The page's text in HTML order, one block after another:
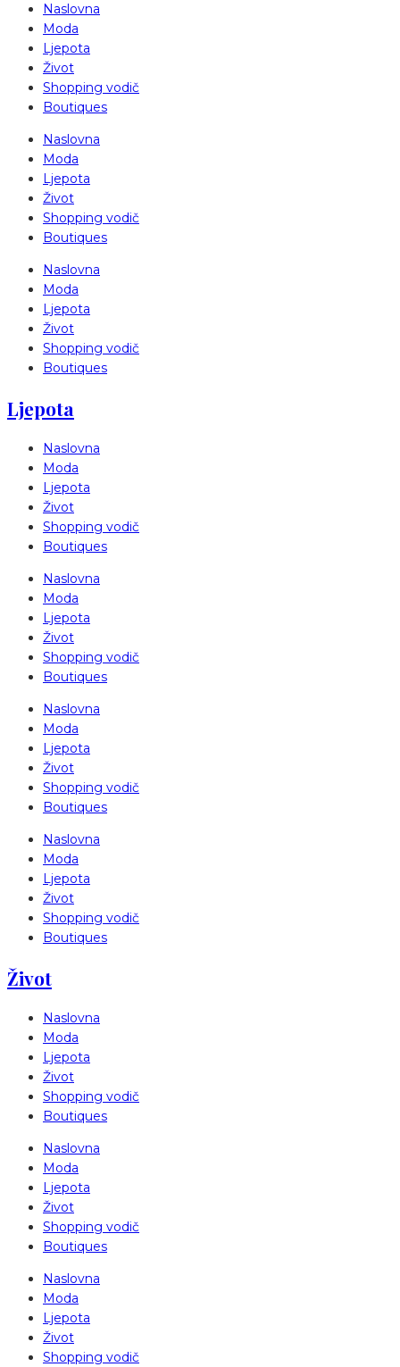
Naslovna
Moda
Ljepota
Život
Shopping vodič
Boutiques
Naslovna
Moda
Ljepota
Život
Shopping vodič
Boutiques
Naslovna
Moda
Ljepota
Život
Shopping vodič
Boutiques
Ljepota
Naslovna
Moda
Ljepota
Život
Shopping vodič
Boutiques
Naslovna
Moda
Ljepota
Život
Shopping vodič
Boutiques
Naslovna
Moda
Ljepota
Život
Shopping vodič
Boutiques
Naslovna
Moda
Ljepota
Život
Shopping vodič
Boutiques
Život
Naslovna
Moda
Ljepota
Život
Shopping vodič
Boutiques
Naslovna
Moda
Ljepota
Život
Shopping vodič
Boutiques
Naslovna
Moda
Ljepota
Život
Shopping vodič